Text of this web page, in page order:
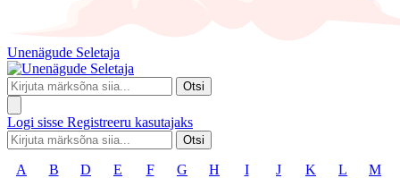
Unenägude Seletaja
Otsi
Logi sisse Registreeru kasutajaks
Otsi
A B D E F G H I J K L M